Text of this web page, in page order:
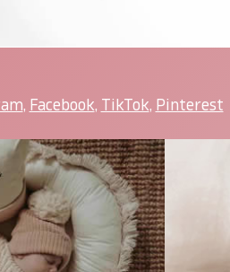
, Facebook, TikTok, Pinterest